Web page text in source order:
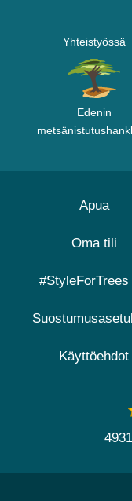
Yhteistyössä
Edenin
Apua
Oma tili
#StyleForTrees
Käyttöehdot